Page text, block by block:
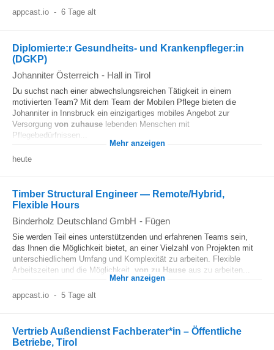
appcast.io - 6 Tage alt
Diplomierte:r Gesundheits- und Krankenpfleger:in
(DGKP)
Johanniter Österreich - Hall in Tirol
Du suchst nach einer abwechslungsreichen Tätigkeit in einem
motivierten Team? Mit dem Team der Mobilen Pflege bieten die
Johanniter in Innsbruck ein einzigartiges mobiles Angebot zur
Versorgung von zuhause lebenden Menschen mit
Pflegebedürfnissen...
Mehr anzeigen
heute
Timber Structural Engineer — Remote/Hybrid,
Flexible Hours
Binderholz Deutschland GmbH - Fügen
Sie werden Teil eines unterstützenden und erfahrenen Teams sein,
das Ihnen die Möglichkeit bietet, an einer Vielzahl von Projekten mit
unterschiedlichem Umfang und Komplexität zu arbeiten. Flexible
Arbeitszeiten und die Möglichkeit, von zu Hause aus zu arbeiten...
Mehr anzeigen
appcast.io - 5 Tage alt
Vertrieb Außendienst Fachberater*in – Öffentliche
Betriebe, Tirol